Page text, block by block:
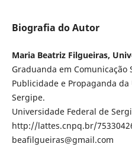
Biografia do Autor
Maria Beatriz Filgueiras,
Graduanda em Comunicação
Publicidade e Propaganda
Sergipe.
Universidade Federal de
http://lattes.cnpq.br/
beafilgueiras@gmail.com